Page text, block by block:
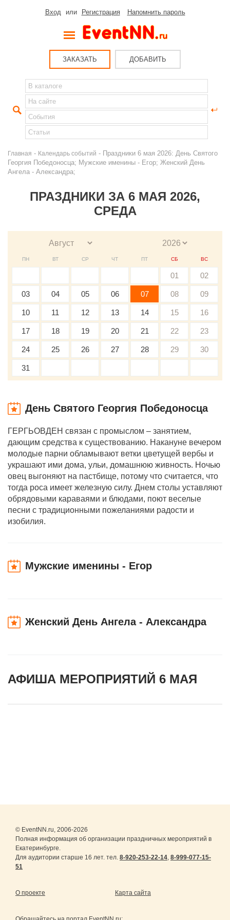
Вход или Регистрация Напомнить пароль
ЗАКАЗАТЬ ДОБАВИТЬ
Главная - Календарь событий - Праздники 6 мая 2026: День Святого
Георгия Победоносца; Мужские именины - Егор; Женский День
Ангела - Александра;
ПРАЗДНИКИ ЗА 6 МАЯ 2026,
СРЕДА
ПН ВТ СР ЧТ ПТ СБ ВС
01 02
03 04 05 06 07 08 09
10 11 12 13 14 15 16
17 18 19 20 21 22 23
24 25 26 27 28 29 30
31
День Святого Георгия Победоносца
ГЕРГЬОВДЕН связан с промыслом – занятием,
дающим средства к существованию. Накануне вечером
молодые парни обламывают ветки цветущей вербы и
украшают ими дома, ульи, домашнюю живность. Ночью
овец выгоняют на пастбище, потому что считается, что
тогда роса имеет железную силу. Днем столы уставляют
обрядовыми караваями и блюдами, поют веселые
песни с традиционными пожеланиями радости и
изобилия.
Мужские именины - Егор
Женский День Ангела - Александра
АФИША МЕРОПРИЯТИЙ 6 МАЯ
© EventNN.ru, 2006-2026
Полная информация об организации праздничных мероприятий в
Екатеринбурге.
Для аудитории старше 16 лет. тел. 8-920-253-22-14, 8-999-077-15-
51
О проекте Карта сайта